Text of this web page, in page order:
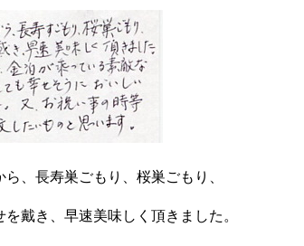
、長寿巣ごもり、桜巣ごもり、
戴き、早速美味しく頂きました。